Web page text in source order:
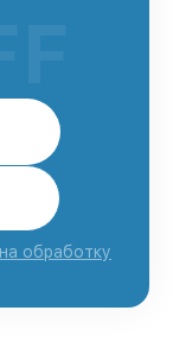
обработку